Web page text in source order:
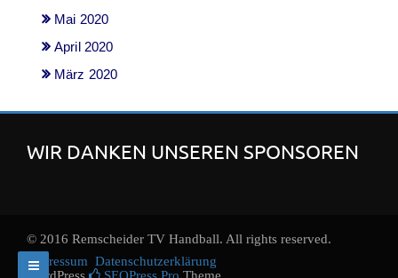
Mai 2020
April 2020
März 2020
WIR DANKEN UNSEREN SPONSOREN
© 2016 Remscheider TV Handball. All rights reserved.
Impressum Datenschutzerklärung
WordPress
SEOPress Pro Theme